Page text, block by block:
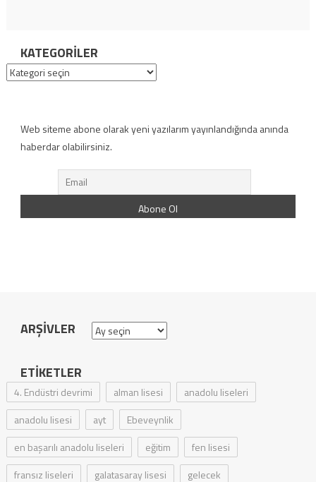
KATEGORILER
Kategoriler
Web siteme abone olarak yeni yazılarım yayınlandığında anında
haberdar olabilirsiniz.
ARŞIVLER Arşivler
ETIKETLER
4. Endüstri devrimi alman lisesi
anadolu liseleri
anadolu lisesi
ayt
Ebeveynlik
en başarılı anadolu liseleri
eğitim
fen lisesi
fransız liseleri
galatasaray lisesi
gelecek